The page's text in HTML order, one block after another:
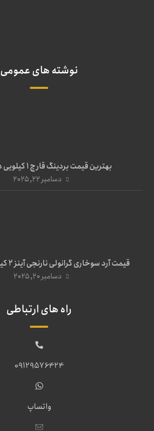
نوشته های عمومی
بهترین قیمت بردینگ قارچ 1 کیلویی در آذر ۱۴۰۴
دسامبر ۲۲, ۲۰۲۵
قیمت آرد سوخاری گرانولی نارنجی آینز ۲ کیلویی در آذر ۱۴۰۴
دسامبر ۲۰, ۲۰۲۵
راه های ارتباطی
09129576424
واتساپ